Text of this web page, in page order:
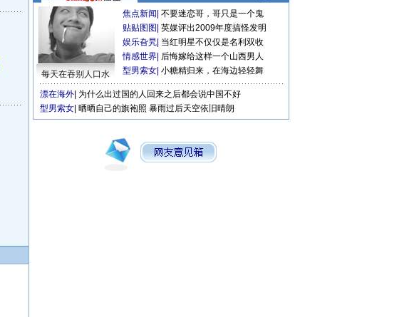
每天在吞别人口水
焦点新闻 不要迷恋哥，哥只是一个鬼
贴贴图图 英媒评出2009年度搞怪发明
娱乐旮旯 当红明星不仅仅是名利双收
情感世界 后悔嫁给这样一个山西男人
型男索女 小糖精归来，在海边轻轻舞
漂在海外 为什么出过国的人回来之后都会说中国不好
型男索女 晒晒自己的旗袍照 暴雨过后天空依旧晴朗